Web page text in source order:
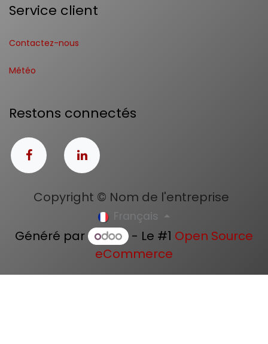
Service client
Contactez-nous
Météo
Restons connectés
Copyright © Nom de l'entreprise
Français
Généré par - Le #1 Open Source
eCommerce